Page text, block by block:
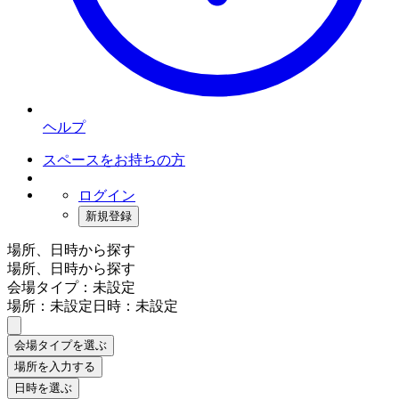
ヘルプ
スペースをお持ちの方
ログイン
新規登録
場所、日時から探す
場所、日時から探す
会場タイプ：未設定
場所：未設定日時：未設定
会場タイプを選ぶ
場所を入力する
日時を選ぶ